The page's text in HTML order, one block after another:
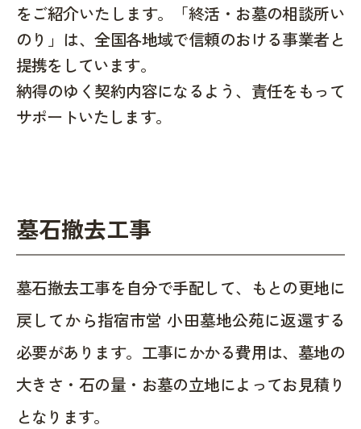
をご紹介いたします。「終活・お墓の相談所い
のり」は、全国各地域で信頼のおける事業者と
提携をしています。
納得のゆく契約内容になるよう、責任をもって
サポートいたします。
墓石撤去工事
墓石撤去工事を自分で手配して、もとの更地に
戻してから指宿市営 小田墓地公苑に返還する
必要があります。工事にかかる費用は、墓地の
大きさ・石の量・お墓の立地によってお見積り
となります。